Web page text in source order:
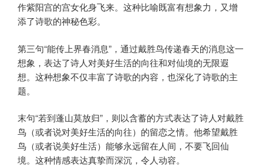
作紫阳宫的宫女化身飞来。这种比喻既富有想象力，又增
添了诗歌的神秘色彩。
第三句“能传上界春消息”，通过戴胜鸟传递春天的消息这一
想象，表达了诗人对美好生活的向往和对仙境的无限遐
想。这种想象不仅丰富了诗歌的内容，也深化了诗歌的主
题。
末句“若到蓬山莫放归”，则以含蓄的方式表达了诗人对戴胜
鸟（或者说对美好生活的向往）的留恋之情。他希望戴胜
鸟（或者说美好生活）能够永远留在人间，不要飞回仙
境。这种情感表达真挚而深沉，令人动容。